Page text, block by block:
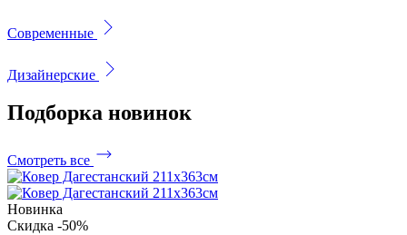
Современные
Дизайнерские
Подборка новинок
Смотреть все
Новинка
Скидка -50%